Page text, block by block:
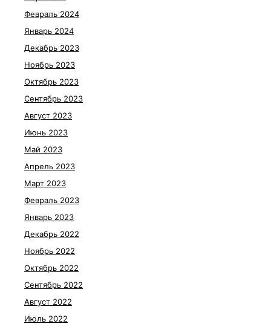
Февраль 2024
Январь 2024
Декабрь 2023
Ноябрь 2023
Октябрь 2023
Сентябрь 2023
Август 2023
Июнь 2023
Май 2023
Апрель 2023
Март 2023
Февраль 2023
Январь 2023
Декабрь 2022
Ноябрь 2022
Октябрь 2022
Сентябрь 2022
Август 2022
Июль 2022